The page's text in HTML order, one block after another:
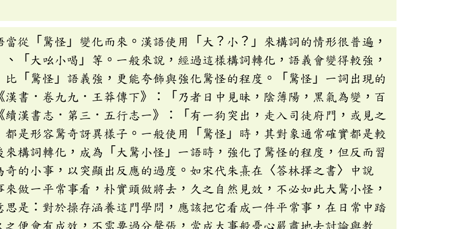
從「驚怪」變化而來。漢語使用「大？小？」來構詞的情形很普遍，
「大吆小喝」等。一般來說，經過這樣構詞轉化，語義會變得較強，
比「驚怪」語義強，更能夸飾與強化驚怪的程度。「驚怪」一詞出現的
漢書．卷九九．王莽傳下》：「乃者日中見昧，陰薄陽，黑氣為變，百
續漢書志．第三．五行志一》：「有一狗突出，走入司徒府門，或見之
都是形容驚奇訝異樣子。一般使用「驚怪」時，其對象通常確實都是較
來構詞轉化，成為「大驚小怪」一語時，強化了驚怪的程度，但反而習
奇的小事，以突顯出反應的過度。如宋代朱熹在〈答林擇之書〉中說
做一平常事看，朴實頭做將去，久之自然見效，不必如此大驚小怪，
思是：對於操存涵養這門學問，應該把它看成一件平常事，在日常中踏
之便會有成效，不需要過分聲張，當成大事般憂心嚴肅地去討論與教